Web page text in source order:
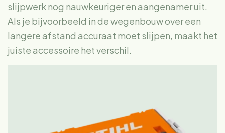
slijpwerk nog nauwkeuriger en aangenamer uit.
Als je bijvoorbeeld in de wegenbouw over een
langere afstand accuraat moet slijpen, maakt het
juiste accessoire het verschil.